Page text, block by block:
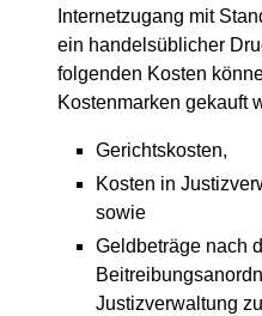
Internetzugang mit
ein handelsüblicher
folgenden Kosten
Kostenmarken gekauft
Gerichtskosten,
Kosten in
sowie
Geldbeträge nach
Justizverwaltung